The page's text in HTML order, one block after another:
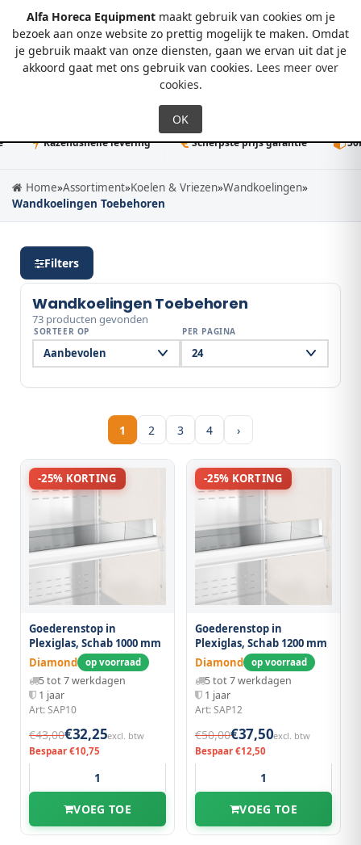
Alfa Horeca Equipmentmaakt gebruik van cookies om je
bezoek aan onze website zo prettig mogelijk te maken. Omdat
je gebruik maakt van onze diensten, gaan we ervan uit dat je
akkoord gaat met ons gebruik van cookies. Lees meer over
cookies.
0
Razendsnelle levering Scherpste prijs garantie 50K+
Home»Assortiment»Koelen & Vriezen»Wandkoelingen»
Wandkoelingen Toebehoren
Filters
Wandkoelingen Toebehoren
73 producten gevonden
SORTEER OP PER PAGINA
1 2 3 4 ›
-25% KORTING
Goederenstop in
Plexiglas, Schab 1000 mm
Diamond
op voorraad
5 tot 7 werkdagen
1 jaar
Art: SAP10
€43,00€32,25excl. btw
Bespaar €10,75
VOEG TOE
-25% KORTING
Goederenstop in
Plexiglas, Schab 1200 mm
Diamond
op voorraad
5 tot 7 werkdagen
1 jaar
Art: SAP12
€50,00€37,50excl. btw
Bespaar €12,50
VOEG TOE